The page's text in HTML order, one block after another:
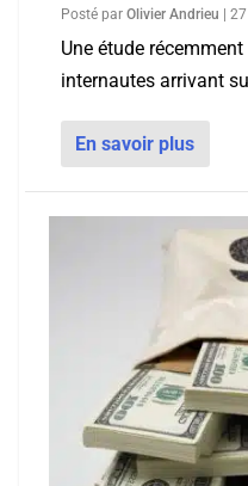
Posté par Olivier Andrieu
Une étude
internautes arrivant
En savoir plus